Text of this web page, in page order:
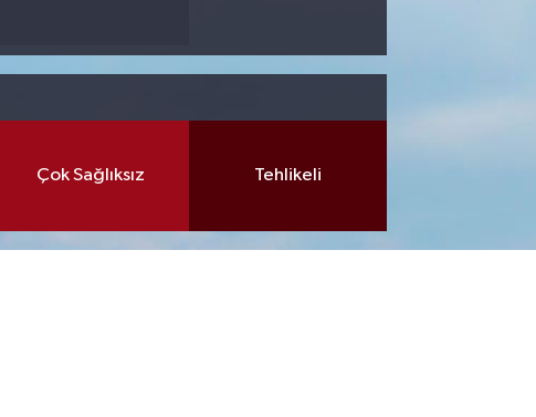
Çok Sağlıksız Tehlikeli